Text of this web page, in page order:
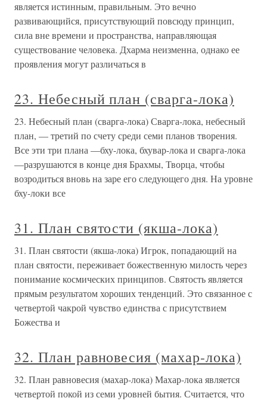
является истинным, правильным. Это вечно
развивающийся, присутствующий повсюду принцип,
сила вне времени и пространства, направляющая
существование человека. Дхарма неизменна, однако ее
проявления могут различаться в
23. Небесный план (сварга-лока)
23. Небесный план (сварга-лока) Сварга-лока, небесный
план, — третий по счету среди семи планов творения.
Все эти три плана —бху-лока, бхувар-лока и сварга-лока
—разрушаются в конце дня Брахмы, Творца, чтобы
возродиться вновь на заре его следующего дня. На уровне
бху-локи все
31. План святости (якша-лока)
31. План святости (якша-лока) Игрок, попадающий на
план святости, переживает божественную милость через
понимание космических принципов. Святость является
прямым результатом хороших тенденций. Это связанное с
четвертой чакрой чувство единства с присутствием
Божества и
32. План равновесия (махар-лока)
32. План равновесия (махар-лока) Махар-лока является
четвертой покой из семи уровней бытия. Считается, что